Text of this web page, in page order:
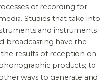
of recording for
Studies that take into
and instruments
broadcasting have the
results of reception on
products; to
ways to generate and